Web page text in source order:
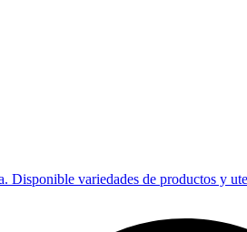
Disponible variedades de productos y